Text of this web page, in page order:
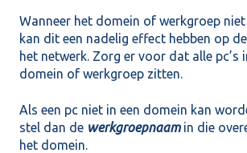
Wanneer het domein of werkgroep
kan dit een nadelig effect hebben op
het netwerk. Zorg er voor dat alle pc’s
domein of werkgroep zitten.
Als een pc niet in een domein kan
stel dan de werkgroepnaamin die
het domein.